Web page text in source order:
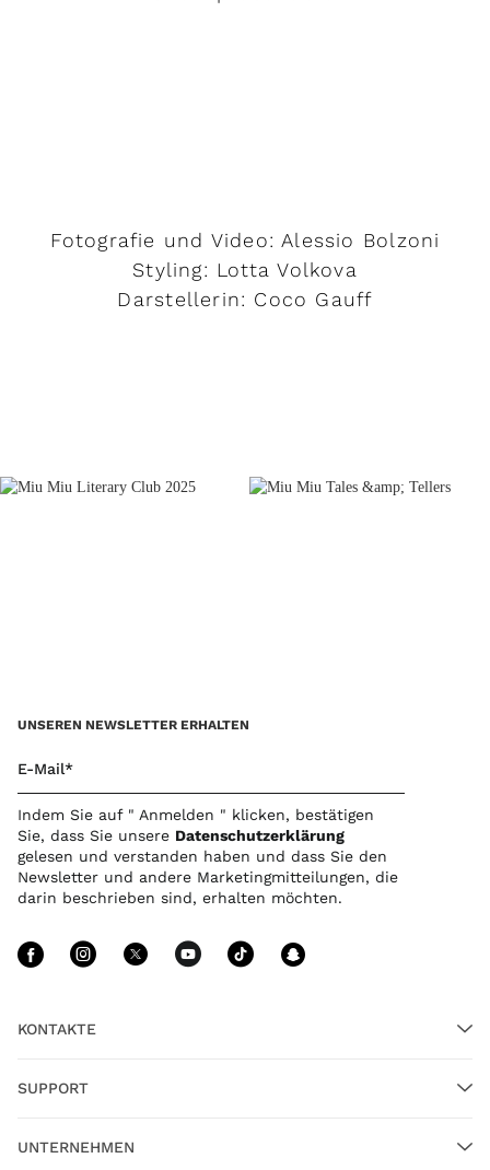
Fotografie und Video: Alessio Bolzoni
Styling: Lotta Volkova
Darstellerin: Coco Gauff
KONTAKTE
SUPPORT
UNTERNEHMEN
UNSEREN NEWSLETTER ERHALTEN
E-Mail*
Indem Sie auf " Anmelden " klicken, bestätigen
Sie, dass Sie unsere Datenschutzerklärung
gelesen und verstanden haben und dass Sie den
Newsletter und andere Marketingmitteilungen, die
darin beschrieben sind, erhalten möchten.
Folgen Sie uns facebook
Folgen Sie uns instagram
Folgen Sie uns twitter
Folgen Sie uns
Folgen Sie uns